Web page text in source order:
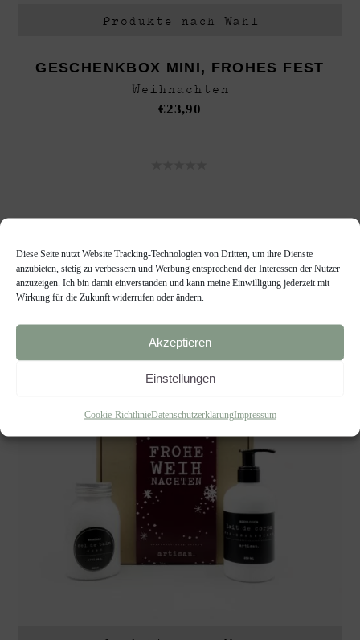
Diese Seite nutzt Website Tracking-Technologien von Dritten, um ihre Dienste
anzubieten, stetig zu verbessern und Werbung entsprechend der Interessen der Nutzer
anzuzeigen. Ich bin damit einverstanden und kann meine Einwilligung jederzeit mit
Wirkung für die Zukunft widerrufen oder ändern.
Akzeptieren
Einstellungen
Cookie-RichtlinieDatenschutzerklärungImpressum
Produkte nach Wahl
GESCHENKBOX MINI, FROHES FEST
Weihnachten
€23,90